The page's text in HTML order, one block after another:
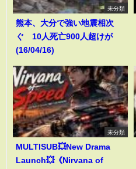
未分類
熊本、大分で強い地震相次
ぐ 10人死亡900人超けが
(16/04/16)
未分類
MULTISUB💥New Drama
Launch💥《Nirvana of